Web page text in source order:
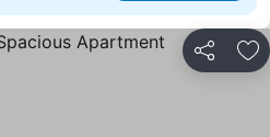
Partilhar